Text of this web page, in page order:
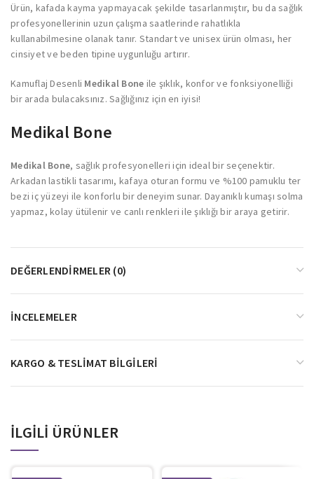
Ürün, kafada kayma yapmayacak şekilde tasarlanmıştır, bu da sağlık
profesyonellerinin uzun çalışma saatlerinde rahatlıkla
kullanabilmesine olanak tanır. Standart ve unisex ürün olması, her
cinsiyet ve beden tipine uygunluğu artırır.
Kamuflaj Desenli Medikal Bone ile şıklık, konfor ve fonksiyonelliği
bir arada bulacaksınız. Sağlığınız için en iyisi!
Medikal Bone
Medikal Bone, sağlık profesyonelleri için ideal bir seçenektir.
Arkadan lastikli tasarımı, kafaya oturan formu ve %100 pamuklu ter
bezi iç yüzeyi ile konforlu bir deneyim sunar. Dayanıklı kumaşı solma
yapmaz, kolay ütülenir ve canlı renkleri ile şıklığı bir araya getirir.
DEĞERLENDIRMELER (0)
İNCELEMELER
KARGO & TESLIMAT BILGILERI
İLGILI ÜRÜNLER